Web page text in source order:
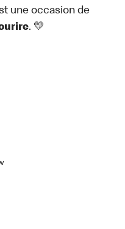
une occasion de
. 💛